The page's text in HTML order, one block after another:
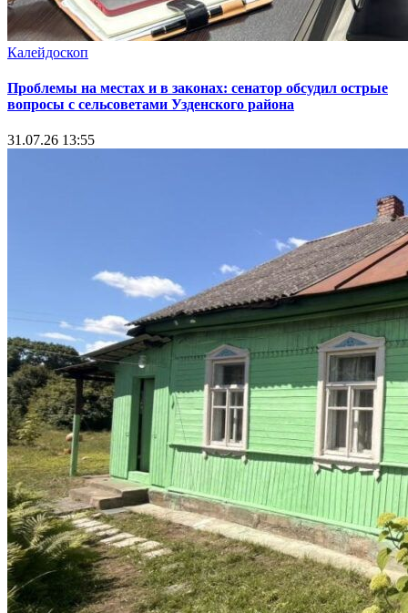
Калейдоскоп
Проблемы на местах и в законах: сенатор обсудил острые
вопросы с сельсоветами Узденского района
31.07.26 13:55